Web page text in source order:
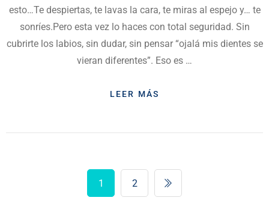
esto…Te despiertas, te lavas la cara, te miras al espejo y… te
sonríes.Pero esta vez lo haces con total seguridad. Sin
cubrirte los labios, sin dudar, sin pensar “ojalá mis dientes se
vieran diferentes”. Eso es …
LEER MÁS
1 2